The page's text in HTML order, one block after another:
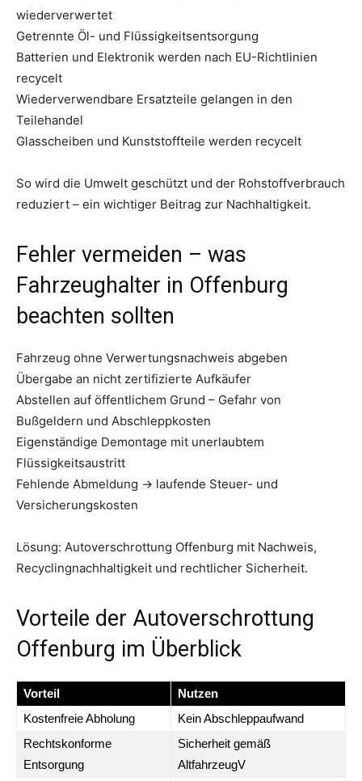
wiederverwertet
Getrennte Öl- und Flüssigkeitsentsorgung
Batterien und Elektronik werden nach EU-Richtlinien
recycelt
Wiederverwendbare Ersatzteile gelangen in den
Teilehandel
Glasscheiben und Kunststoffteile werden recycelt
So wird die Umwelt geschützt und der Rohstoffverbrauch
reduziert – ein wichtiger Beitrag zur Nachhaltigkeit.
Fehler vermeiden – was
Fahrzeughalter in Offenburg
beachten sollten
Fahrzeug ohne Verwertungsnachweis abgeben
Übergabe an nicht zertifizierte Aufkäufer
Abstellen auf öffentlichem Grund – Gefahr von
Bußgeldern und Abschleppkosten
Eigenständige Demontage mit unerlaubtem
Flüssigkeitsaustritt
Fehlende Abmeldung → laufende Steuer- und
Versicherungskosten
Lösung: Autoverschrottung Offenburg mit Nachweis,
Recyclingnachhaltigkeit und rechtlicher Sicherheit.
Vorteile der Autoverschrottung
Offenburg im Überblick
Vorteil
Nutzen
Kostenfreie Abholung
Kein Abschleppaufwand
Rechtskonforme
Entsorgung
Sicherheit gemäß
AltfahrzeugV